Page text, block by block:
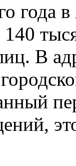
года
140
В